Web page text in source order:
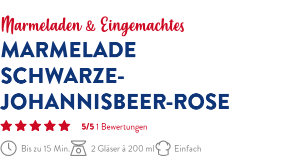
Marmeladen & Eingemachtes
MARMELADE
SCHWARZE-
JOHANNISBEER-ROSE
5/51 Bewertungen
Bis zu 15 Min.
2 Gläser à 200 ml Einfach